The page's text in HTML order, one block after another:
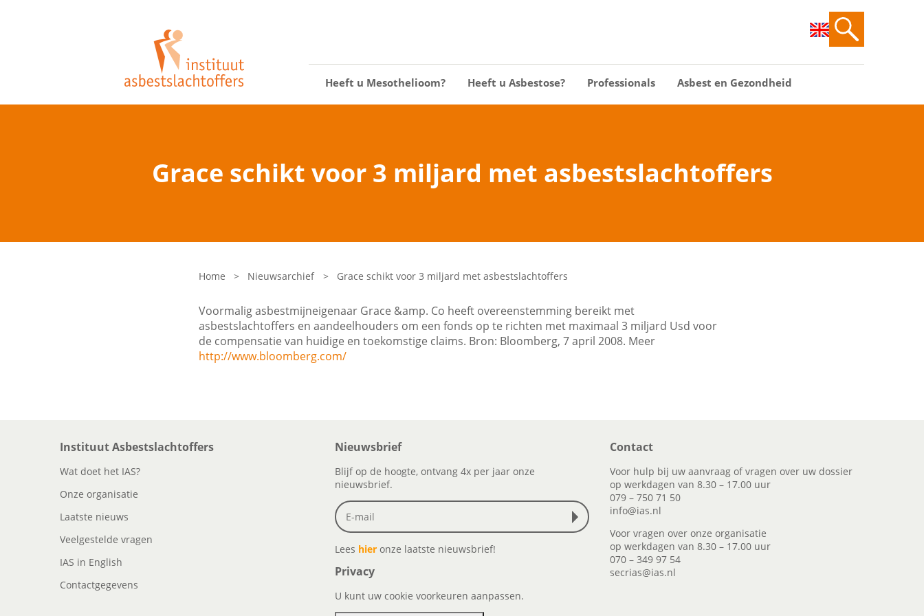
Heeft u Mesothelioom? Heeft u Asbestose? Professionals Asbest en Gezondheid
Grace schikt voor 3 miljard met asbestslachtoffers
Home > Nieuwsarchief > Grace schikt voor 3 miljard met asbestslachtoffers
Voormalig asbestmijneigenaar Grace &amp. Co heeft overeenstemming bereikt met
asbestslachtoffers en aandeelhouders om een fonds op te richten met maximaal 3 miljard Usd voor
de compensatie van huidige en toekomstige claims. Bron: Bloomberg, 7 april 2008. Meer
http://www.bloomberg.com/
Instituut Asbestslachtoffers
Wat doet het IAS?
Onze organisatie
Laatste nieuws
Veelgestelde vragen
IAS in English
Contactgegevens
Nieuwsbrief
Blijf op de hoogte, ontvang 4x per jaar onze
nieuwsbrief.
Lees hier onze laatste nieuwsbrief!
Privacy
U kunt uw cookie voorkeuren aanpassen.
Contact
Voor hulp bij uw aanvraag of vragen over uw dossier
op werkdagen van 8.30 – 17.00 uur
079 – 750 71 50
info@ias.nl
Voor vragen over onze organisatie
op werkdagen van 8.30 – 17.00 uur
070 – 349 97 54
secrias@ias.nl